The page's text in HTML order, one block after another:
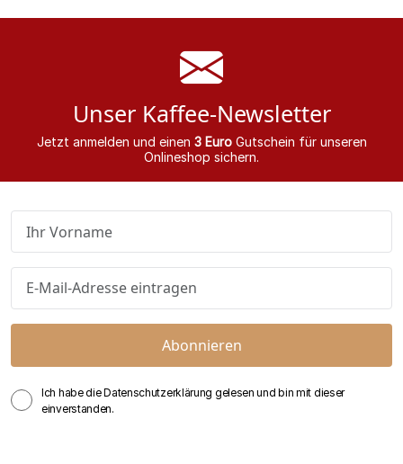
Unser Kaffee-Newsletter
Jetzt anmelden und einen 3 EuroGutschein für unseren
Onlineshop sichern.
Abonnieren
Ich habe die Datenschutzerklärung gelesen und bin mit dieser
einverstanden.